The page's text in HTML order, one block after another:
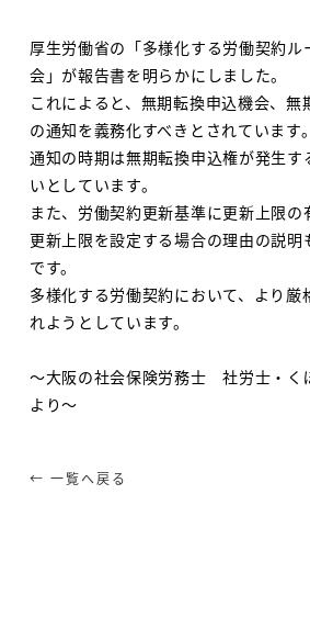
厚生労働省の「多様化する労働契約ル
会」が報告書を明らかにしました。
これによると、無期転換申込機会、無
の通知を義務化すべきとされています。
通知の時期は無期転換申込権が発生す
いとしています。
また、労働契約更新基準に更新上限の
更新上限を設定する場合の理由の説明
です。
多様化する労働契約において、より厳
れようとしています。
～大阪の社会保険労務士 社労士・く
より～
← 一覧へ戻る